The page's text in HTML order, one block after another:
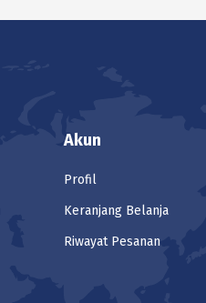
Akun
Profil
Keranjang Belanja
Riwayat Pesanan